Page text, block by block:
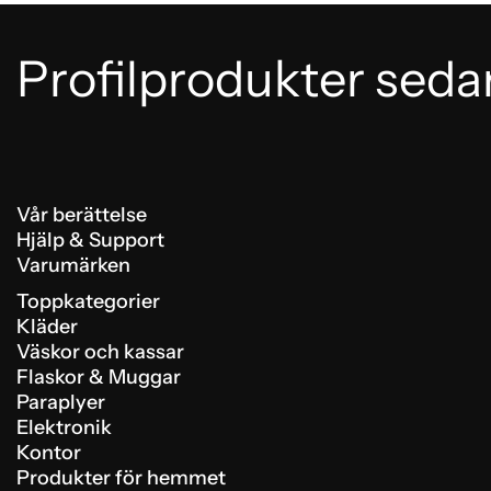
Profilprodukter
Vår berättelse
Hjälp & Support
Varumärken
Toppkategorier
Kläder
Väskor och kassar
Flaskor & Muggar
Paraplyer
Elektronik
Kontor
Produkter för hemmet